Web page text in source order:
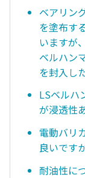
ベアリン
を塗布す
いますが
ベルハン
を封入し
LSベルハ
が浸透性
電動バリ
良いです
耐油性に